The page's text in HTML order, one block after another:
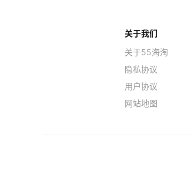
关于我们
关于55海淘
隐私协议
用户协议
网站地图